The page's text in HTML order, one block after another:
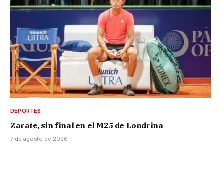
DEPORTES
Zarate, sin final en el M25 de Londrina
7 de agosto de 2026